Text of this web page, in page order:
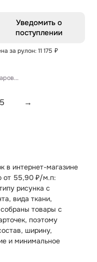
Уведомить о
поступлении
за рулон: 11 175 ₽
5 →
в интернет-магазине
от 55,90 ₽/м.п:
рисунка с
вида ткани,
товары с
поэтому
ширину,
и минимальное